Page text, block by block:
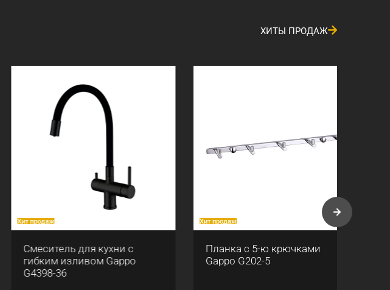
ХИТЫ ПРОДАЖ
Хит продаж
Смеситель для кухни с
гибким изливом Gappo
G4398-36
Хит продаж
Планка с 5-ю крючками
Gappo G202-5